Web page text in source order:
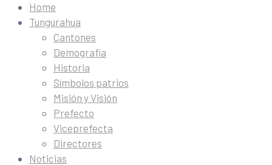
Home
Tungurahua
Cantones
Demografía
Historia
Símbolos patrios
Misión y Visión
Prefecto
Viceprefecta
Directores
Noticias